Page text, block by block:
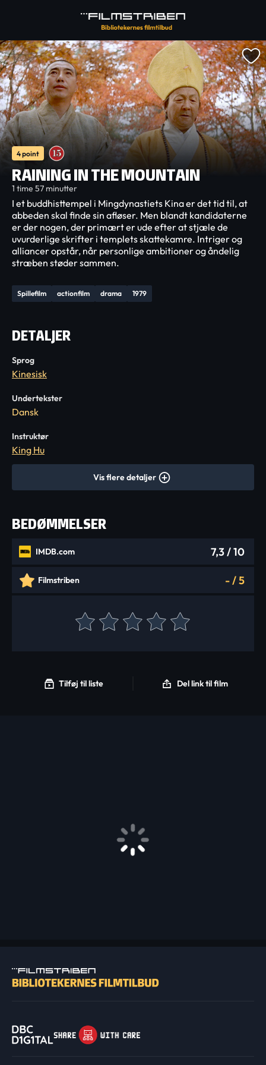
4 point
RAINING IN THE MOUNTAIN
1 time 57 minutter
Spillefilm actionfilm drama 1979
I et buddhisttempel i Mingdynastiets Kina er det tid til, at
abbeden skal finde sin afløser. Men blandt kandidaterne
er der nogen, der primært er ude efter at stjæle de
uvurderlige skrifter i templets skattekamre. Intriger og
alliancer opstår, når personlige ambitioner og åndelig
stræben støder sammen.
DETALJER
Sprog
Kinesisk
Undertekster
Dansk
Instruktør
King Hu
Vis flere detaljer
BEDØMMELSER
IMDB.com 7,3/ 10
Filmstriben -/5
Tilføj til liste Del link til film